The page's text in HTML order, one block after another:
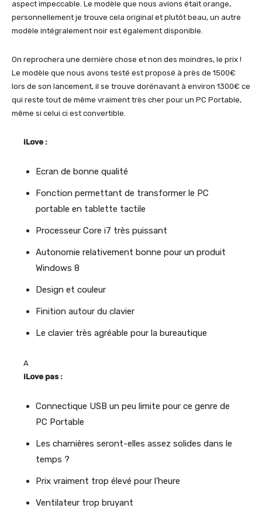
aspect impeccable. Le modèle que nous avions était orange,
personnellement je trouve cela original et plutôt beau, un autre
modèle intégralement noir est également disponible.
On reprochera une dernière chose et non des moindres, le prix !
Le modèle que nous avons testé est proposé à près de 1500€
lors de son lancement, il se trouve dorénavant à environ 1300€ ce
qui reste tout de même vraiment très cher pour un PC Portable,
même si celui ci est convertible.
iLove :
Ecran de bonne qualité
Fonction permettant de transformer le PC
portable en tablette tactile
Processeur Core i7 très puissant
Autonomie relativement bonne pour un produit
Windows 8
Design et couleur
Finition autour du clavier
Le clavier très agréable pour la bureautique
A
iLove pas :
Connectique USB un peu limite pour ce genre de
PC Portable
Les charnières seront-elles assez solides dans le
temps ?
Prix vraiment trop élevé pour l’heure
Ventilateur trop bruyant